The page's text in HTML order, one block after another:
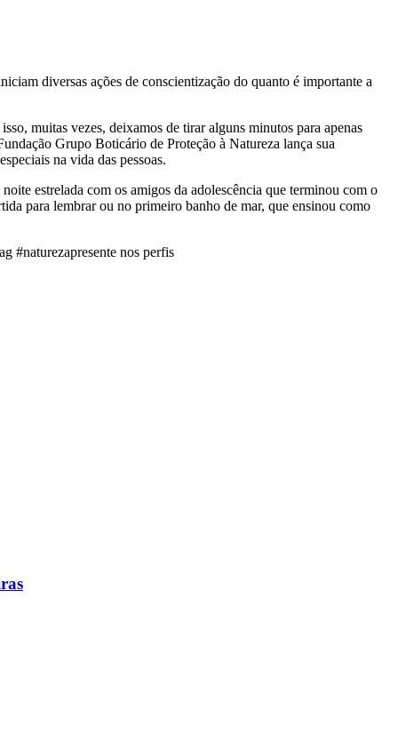
diversas ações de conscientização do quanto é importante a
muitas vezes, deixamos de tirar alguns minutos para apenas
Grupo Boticário de Proteção à Natureza lança sua
na vida das pessoas.
estrelada com os amigos da adolescência que terminou com o
para lembrar ou no primeiro banho de mar, que ensinou como
#naturezapresente nos perfis